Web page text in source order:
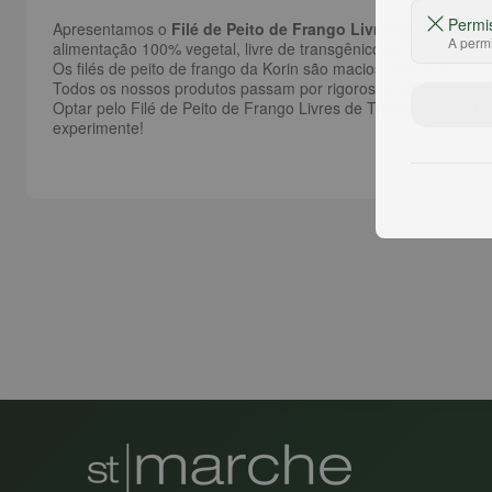
Apresentamos o Filé de Peito de Frango Livres de
alimentação 100% vegetal, livre de transgênicos e
Os filés de peito de frango da Korin são macios, suculentos
Todos os nossos produtos passam por rigorosos processos
Optar pelo Filé de Peito de Frango Livres de Transgênicos
experimente!
A